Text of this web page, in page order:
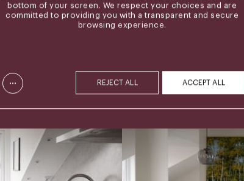
bottom of your screen. We respect your choices and are
committed to providing you with a transparent and secure
browsing experience.
... REJECT ALL ACCEPT ALL